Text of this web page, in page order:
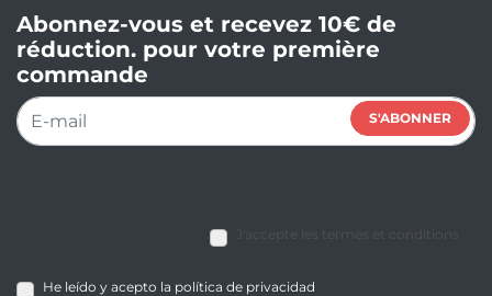
Abonnez-vous et recevez 10€ de
réduction. pour votre première
commande
S'ABONNER
J'accepte les termes et conditions
He leído y acepto la política de privacidad